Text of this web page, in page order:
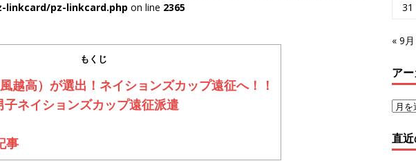
pz-linkcard.php on line 2365
もくじ
越高）が選出！ネイションズカップ遠征へ！！
子ネイションズカップ遠征派遣
事
31
« 9月
ア
直